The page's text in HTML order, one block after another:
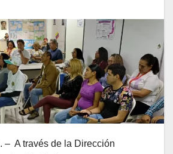
. – A través de la Dirección